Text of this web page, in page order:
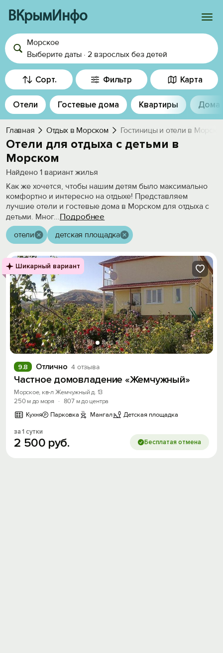
ВКрымИнфо
Войти
Избранное
История просмотра
Добавить свой объект
Морское
Выберите даты · 2 взрослых без детей
Сорт. Фильтр Карта
Отели Гостевые дома Квартиры Дома
Главная Отдых в Морском Гостиницы и отели в
Отели для отдыха с детьми в
Морском
Найдено 1 вариант жилья
Как же хочется, чтобы нашим детям было максимально
комфортно и интересно на отдыхе! Представляем
лучшие отели и гостевые дома в Морском для отдыха с
детьми. Мног...Подробнее
отели детская площадка
Шикарный вариант
Отлично 4 отзыва
9.8
Частное домовладение «Жемчужный»
Морское, кв-л Жемчужный д. 13
250 м до моря
· 807 м до центра
Кухня
Парковка Мангал Детская площадка
за 1 сутки
2 500 руб. Бесплатая отмена